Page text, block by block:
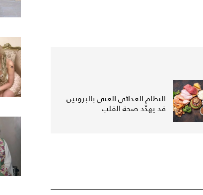
النظام الغذائي الغني بالبروتين
قد يهدّد صحة القلب